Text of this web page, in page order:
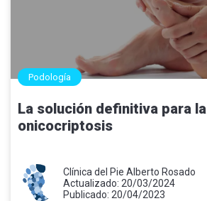
Podología
La solución definitiva para la
onicocriptosis
Clínica del Pie Alberto Rosado
Actualizado: 20/03/2024
Publicado: 20/04/2023